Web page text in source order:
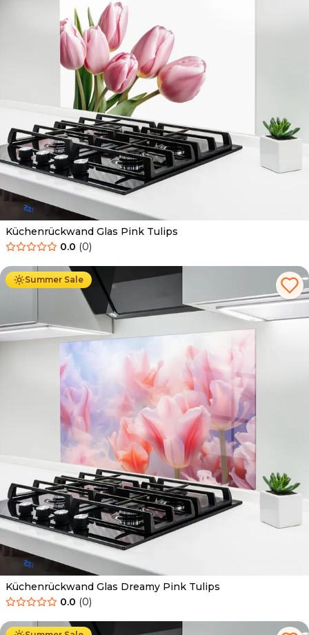
Küchenrückwand Glas Pink Tulips
0.0 (0)
Summer Sale
Ab 69.90 € 34.90
Küchenrückwand Glas Dreamy Pink Tulips
0.0 (0)
Ab 69.90 € 34.90